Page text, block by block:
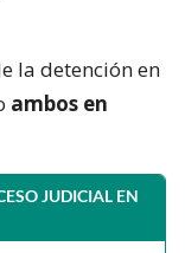
la detención en
ambos en
JUDICIAL EN